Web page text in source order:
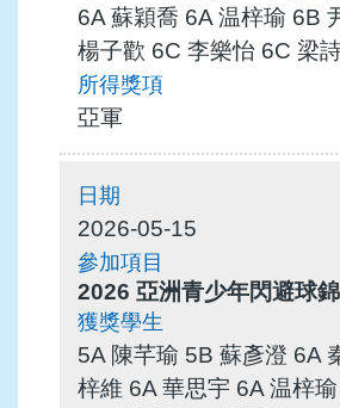
6A 蘇穎喬 6A 温梓瑜 6B
楊子歡 6C 李樂怡 6C 梁
亞軍
2026-05-15
2026 亞洲青少年閃避球
5A 陳芊瑜 5B 蘇彥澄 6A
梓維 6A 華思宇 6A 温梓